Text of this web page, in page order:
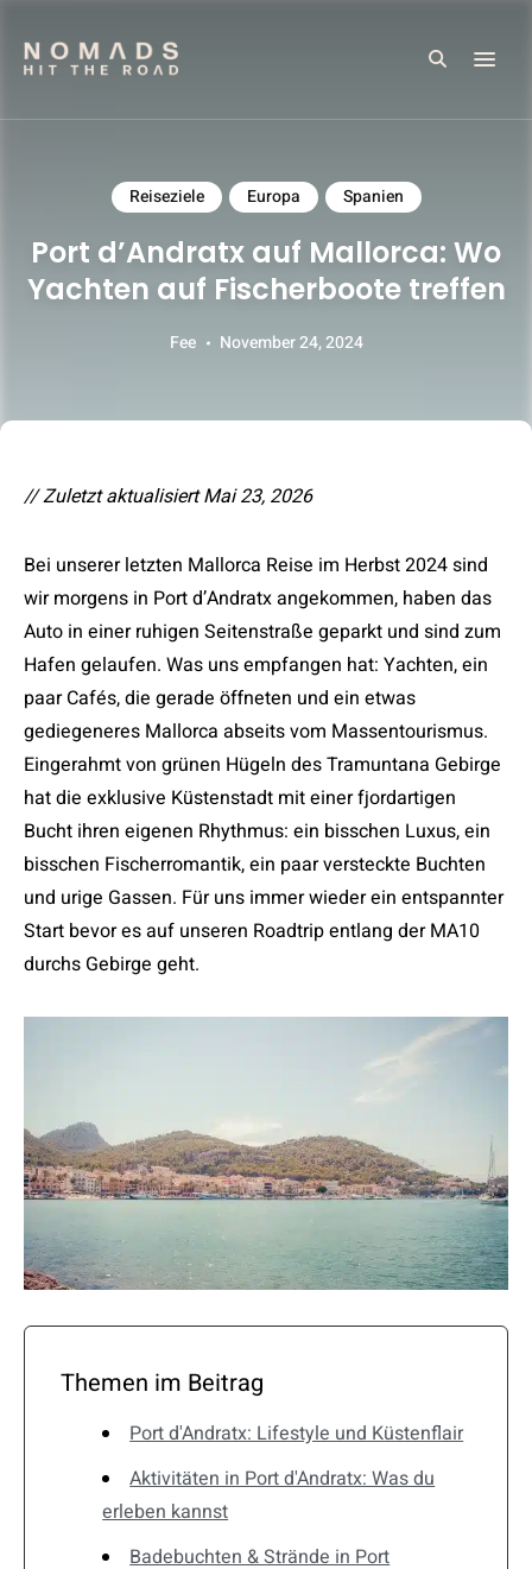
Search
Reiseziele Europa Spanien
Port d’Andratx auf Mallorca: Wo
Yachten auf Fischerboote treffen
Fee November 24, 2024
// Zuletzt aktualisiert Mai 23, 2026
Bei unserer letzten Mallorca Reise im Herbst 2024 sind
wir morgens in Port d’Andratx angekommen, haben das
Auto in einer ruhigen Seitenstraße geparkt und sind zum
Hafen gelaufen. Was uns empfangen hat: Yachten, ein
paar Cafés, die gerade öffneten und ein etwas
gediegeneres Mallorca abseits vom Massentourismus.
Eingerahmt von grünen Hügeln des Tramuntana Gebirge
hat die exklusive Küstenstadt mit einer fjordartigen
Bucht ihren eigenen Rhythmus: ein bisschen Luxus, ein
bisschen Fischerromantik, ein paar versteckte Buchten
und urige Gassen. Für uns immer wieder ein entspannter
Start bevor es auf unseren Roadtrip entlang der MA10
durchs Gebirge geht.
Themen im Beitrag
Port d'Andratx: Lifestyle und Küstenflair
Aktivitäten in Port d'Andratx: Was du
erleben kannst
Badebuchten & Strände in Port